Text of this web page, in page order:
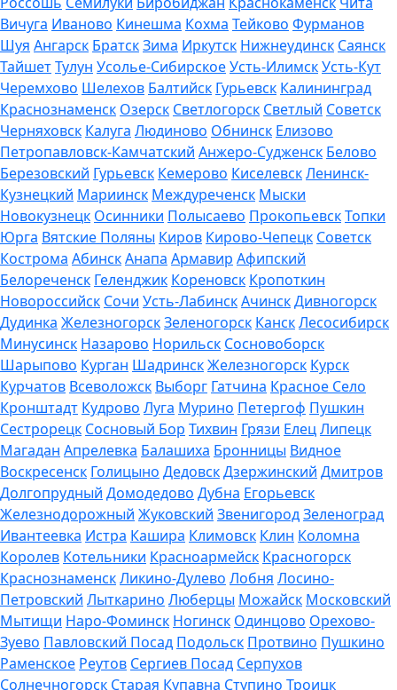
Вичуга Иваново Кинешма Кохма Тейково Фурманов
Шуя Ангарск БратскЗима Иркутск Нижнеудинск Саянск
ТайшетТулун Усолье-СибирскоеУсть-ИлимскУсть-Кут
Черемхово Шелехов Балтийск Гурьевск Калининград
Краснознаменск Озерск Светлогорск Светлый Советск
Черняховск Калуга Людиново Обнинск Елизово
Петропавловск-Камчатский Анжеро-Судженск Белово
Березовский Гурьевск Кемерово КиселевскЛенинск-
Кузнецкий Мариинск Междуреченск Мыски
Новокузнецк Осинники Полысаево ПрокопьевскТопки
Юрга Вятские Поляны Киров Кирово-Чепецк Советск
Кострома АбинскАнапа Армавир Афипский
Белореченск Геленджик Кореновск Кропоткин
Новороссийск Сочи Усть-ЛабинскАчинскДивногорск
Дудинка ЖелезногорскЗеленогорск КанскЛесосибирск
Минусинск Назарово Норильск Сосновоборск
Шарыпово Курган ШадринскЖелезногорск Курск
Курчатов Всеволожск Выборг Гатчина Красное Село
Кронштадт Кудрово Луга Мурино Петергоф Пушкин
Сестрорецк Сосновый Бор Тихвин Грязи ЕлецЛипецк
Магадан Апрелевка Балашиха Бронницы Видное
Воскресенск Голицыно ДедовскДзержинский Дмитров
Долгопрудный Домодедово Дубна Егорьевск
Железнодорожный Жуковский ЗвенигородЗеленоград
Ивантеевка Истра Кашира Климовск Клин Коломна
Королев Котельники Красноармейск Красногорск
КраснознаменскЛикино-Дулево Лобня Лосино-
Петровский Лыткарино Люберцы Можайск Московский
Мытищи Наро-Фоминск Ногинск Одинцово Орехово-
Зуево Павловский Посад Подольск Протвино Пушкино
Раменское Реутов Сергиев Посад Серпухов
Солнечногорск Старая Купавна Ступино Троицк